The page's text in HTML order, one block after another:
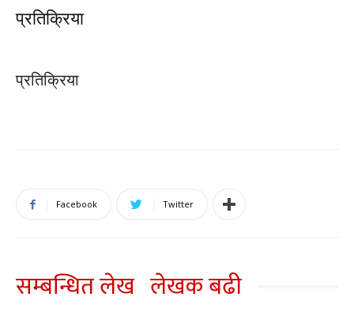
प्रतिक्रिया
प्रतिक्रिया
Facebook Twitter
सम्बन्धित लेख लेखक बढी